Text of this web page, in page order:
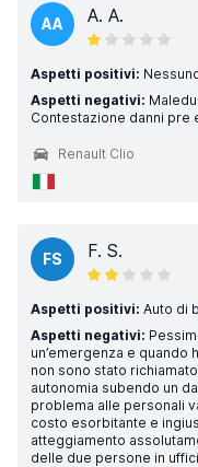
AA A. A.
Aspetti positivi:
Aspetti negativi:
Contestazione danni pre
Renault Clio
FS F. S.
Aspetti positivi: Auto di
Aspetti negativi:
un’emergenza e
non sono stato
autonomia subendo un
problema alle personali
costo esorbitante e
atteggiamento
delle due persone in